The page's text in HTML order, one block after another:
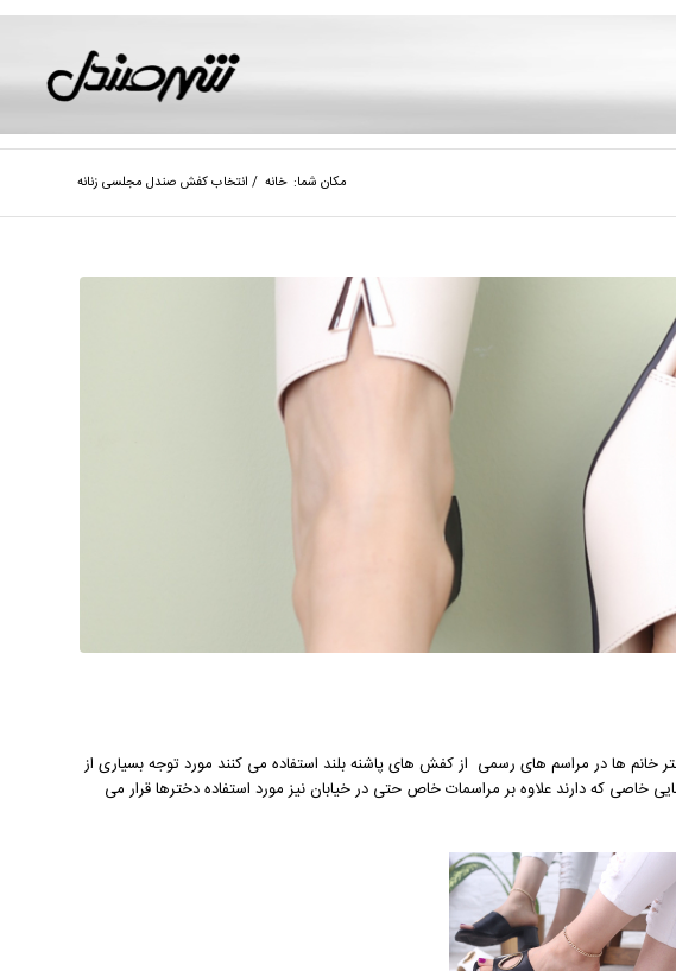
مکان شما: خانه / انتخاب کفش صندل مجلسی زنانه
خانم ها در مراسم های رسمی از کفش های پاشنه بلند استفاده می کنند مورد توجه بسیاری از
که دارند علاوه بر مراسمات خاص حتی در خیابان نیز مورد استفاده دخترها قرار می